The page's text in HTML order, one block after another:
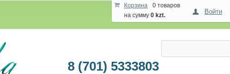
Корзина
0 товаров
на сумму 0 kzt. Войти
8 (701) 5333803